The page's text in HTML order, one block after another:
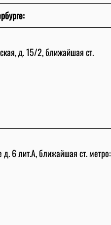
д. 15/2, ближайшая ст.
д. 6 лит.А, ближайшая ст. метро: